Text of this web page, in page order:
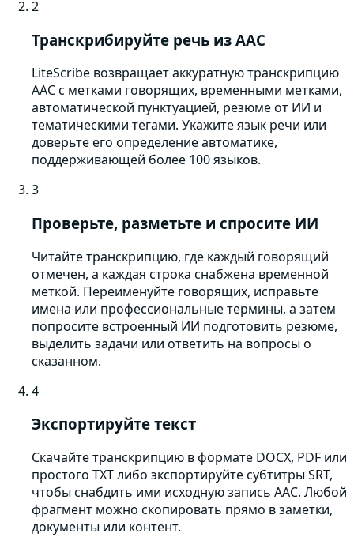
2
Транскрибируйте речь из AAC
LiteScribe возвращает аккуратную транскрипцию
AAC с метками говорящих, временными метками,
автоматической пунктуацией, резюме от ИИ и
тематическими тегами. Укажите язык речи или
доверьте его определение автоматике,
поддерживающей более 100 языков.
3
Проверьте, разметьте и спросите ИИ
Читайте транскрипцию, где каждый говорящий
отмечен, а каждая строка снабжена временной
меткой. Переименуйте говорящих, исправьте
имена или профессиональные термины, а затем
попросите встроенный ИИ подготовить резюме,
выделить задачи или ответить на вопросы о
сказанном.
4
Экспортируйте текст
Скачайте транскрипцию в формате DOCX, PDF или
простого TXT либо экспортируйте субтитры SRT,
чтобы снабдить ими исходную запись AAC. Любой
фрагмент можно скопировать прямо в заметки,
документы или контент.